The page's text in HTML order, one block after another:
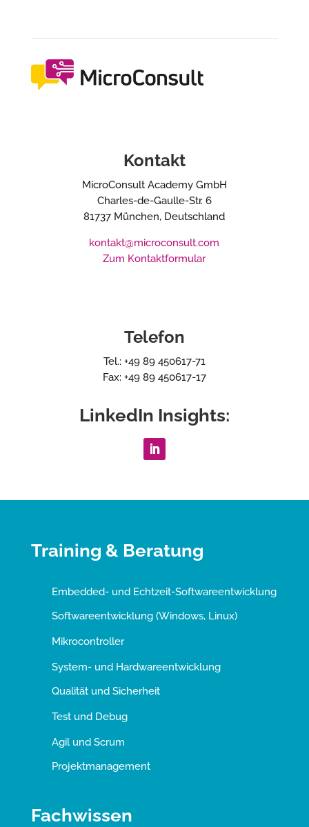
Kontakt
MicroConsult Academy GmbH
Charles-de-Gaulle-Str. 6
81737 München, Deutschland
kontakt@microconsult.com
Zum Kontaktformular
Telefon
Tel.: +49 89 450617-71
Fax: +49 89 450617-17
LinkedIn Insights:
Training & Beratung
Embedded- und Echtzeit-Softwareentwicklung
Softwareentwicklung (Windows, Linux)
Mikrocontroller
System- und Hardwareentwicklung
Qualität und Sicherheit
Test und Debug
Agil und Scrum
Projektmanagement
Fachwissen